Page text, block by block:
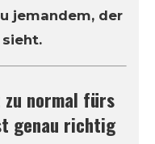
jemandem, der
normal fürs
genau richtig